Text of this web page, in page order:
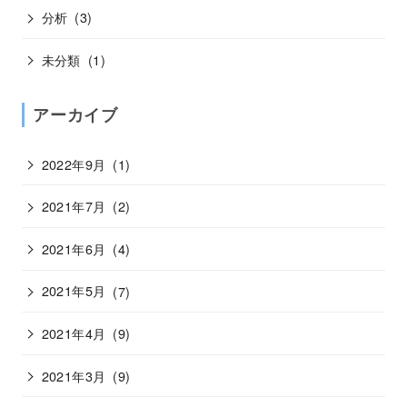
分析 (3)
未分類 (1)
アーカイブ
2022年9月 (1)
2021年7月 (2)
2021年6月 (4)
2021年5月 (7)
2021年4月 (9)
2021年3月 (9)